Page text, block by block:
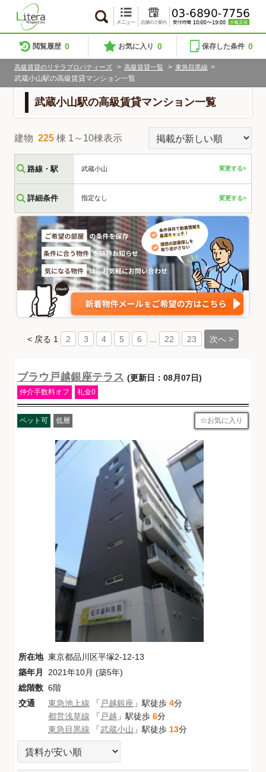
閲覧履歴 0 お気に入り 0 保存した条件 0
高級賃貸のリテラプロパティーズ > 高級賃貸一覧 > 東急目黒線 >
武蔵小山駅の高級賃貸マンション一覧
武蔵小山駅の高級賃貸マンション一覧
建物 225 棟 1～10棟表示
路線・駅 武蔵小山 変更する>
詳細条件 指定なし 変更する>
< 戻る 1 2 3 4 5 6 22 23 次へ >
ブラウ戸越銀座テラス (更新日：08月07日)
仲介手数料オフ 礼金0
ペット可 低層 お気に入り
所在地 東京都品川区平塚2-12-13
築年月
2021年10月 (築5年)
総階数 6階
交通
東急池上線 「 戸越銀座 」駅徒歩 4分
都営浅草線 「 戸越 」駅徒歩 6分
東急目黒線 「武蔵小山 」駅徒歩 13分